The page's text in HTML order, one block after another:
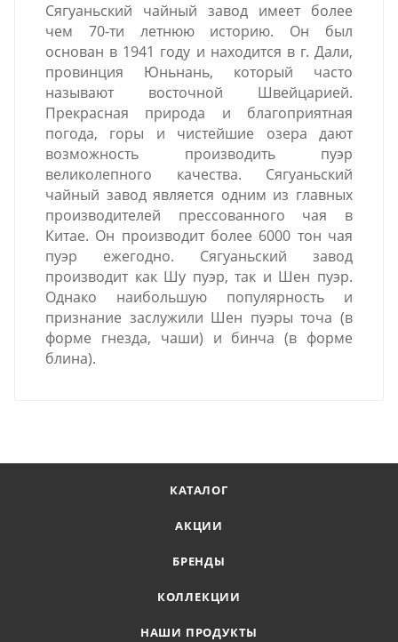
Сягуаньский чайный завод имеет более
чем 70-ти летнюю историю. Он был
основан в 1941 году и находится в г. Дали,
провинция Юньнань, который часто
называют восточной Швейцарией.
Прекрасная природа и благоприятная
погода, горы и чистейшие озера дают
возможность производить пуэр
великолепного качества. Сягуаньский
чайный завод является одним из главных
производителей прессованного чая в
Китае. Он производит более 6000 тон чая
пуэр ежегодно. Сягуаньский завод
производит как Шу пуэр, так и Шен пуэр.
Однако наибольшую популярность и
признание заслужили Шен пуэры точа (в
форме гнезда, чаши) и бинча (в форме
блина).
КАТАЛОГ
АКЦИИ
БРЕНДЫ
КОЛЛЕКЦИИ
НАШИ ПРОДУКТЫ